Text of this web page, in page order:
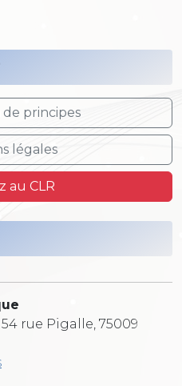
principes
légales
au CLR
rue Pigalle, 75009